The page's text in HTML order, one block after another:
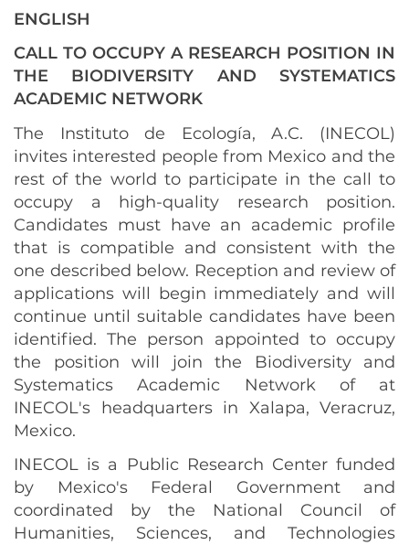
ENGLISH
CALL TO OCCUPY A RESEARCH POSITION IN
THE BIODIVERSITY AND SYSTEMATICS
ACADEMIC NETWORK
The Instituto de Ecología, A.C. (INECOL)
invites interested people from Mexico and the
rest of the world to participate in the call to
occupy a high-quality research position.
Candidates must have an academic profile
that is compatible and consistent with the
one described below. Reception and review of
applications will begin immediately and will
continue until suitable candidates have been
identified. The person appointed to occupy
the position will join the Biodiversity and
Systematics Academic Network of at
INECOL's headquarters in Xalapa, Veracruz,
Mexico.
INECOL is a Public Research Center funded
by Mexico's Federal Government and
coordinated by the National Council of
Humanities, Sciences, and Technologies